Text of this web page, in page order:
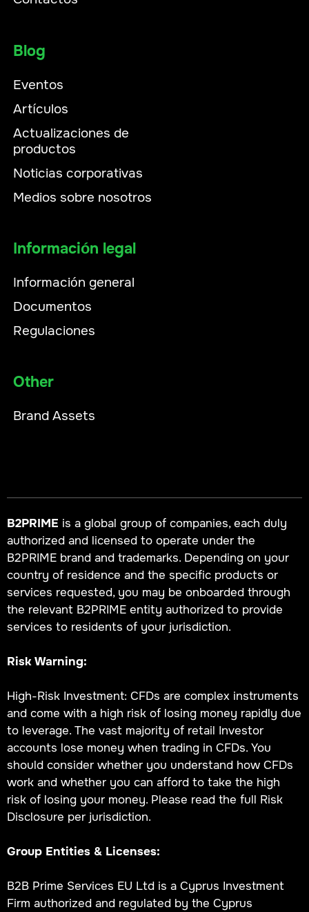
Blog
Eventos
Artículos
Actualizaciones de
productos
Noticias corporativas
Medios sobre nosotros
Información legal
Información general
Documentos
Regulaciones
Other
Brand Assets
B2PRIME is a global group of companies, each duly
authorized and licensed to operate under the
B2PRIME brand and trademarks. Depending on your
country of residence and the specific products or
services requested, you may be onboarded through
the relevant B2PRIME entity authorized to provide
services to residents of your jurisdiction.
Risk Warning:
High-Risk Investment: CFDs are complex instruments
and come with a high risk of losing money rapidly due
to leverage. The vast majority of retail Investor
accounts lose money when trading in CFDs. You
should consider whether you understand how CFDs
work and whether you can afford to take the high
risk of losing your money. Please read the full Risk
Disclosure per jurisdiction.
Group Entities & Licenses:
B2B Prime Services EU Ltd is a Cyprus Investment
Firm authorized and regulated by the Cyprus